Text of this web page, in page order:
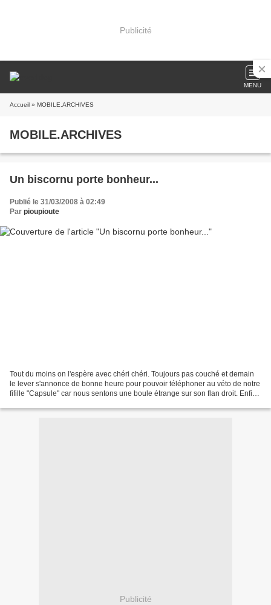
Publicité
MENU
Accueil » MOBILE.ARCHIVES
MOBILE.ARCHIVES
Un biscornu porte bonheur...
Publié le 31/03/2008 à 02:49
Par pioupioute
Tout du moins on l'espère avec chéri chéri. Toujours pas couché et demain
le lever s'annonce de bonne heure pour pouvoir téléphoner au véto de notre
fifille "Capsule" car nous sentons une boule étrange sur son flan droit. Enfin,
Publicité